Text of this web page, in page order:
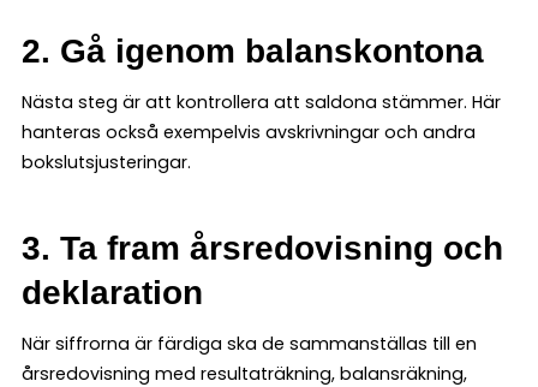
2. Gå igenom balanskontona
Nästa steg är att kontrollera att saldona stämmer. Här
hanteras också exempelvis avskrivningar och andra
bokslutsjusteringar.
3. Ta fram årsredovisning och
deklaration
När siffrorna är färdiga ska de sammanställas till en
årsredovisning med resultaträkning, balansräkning,